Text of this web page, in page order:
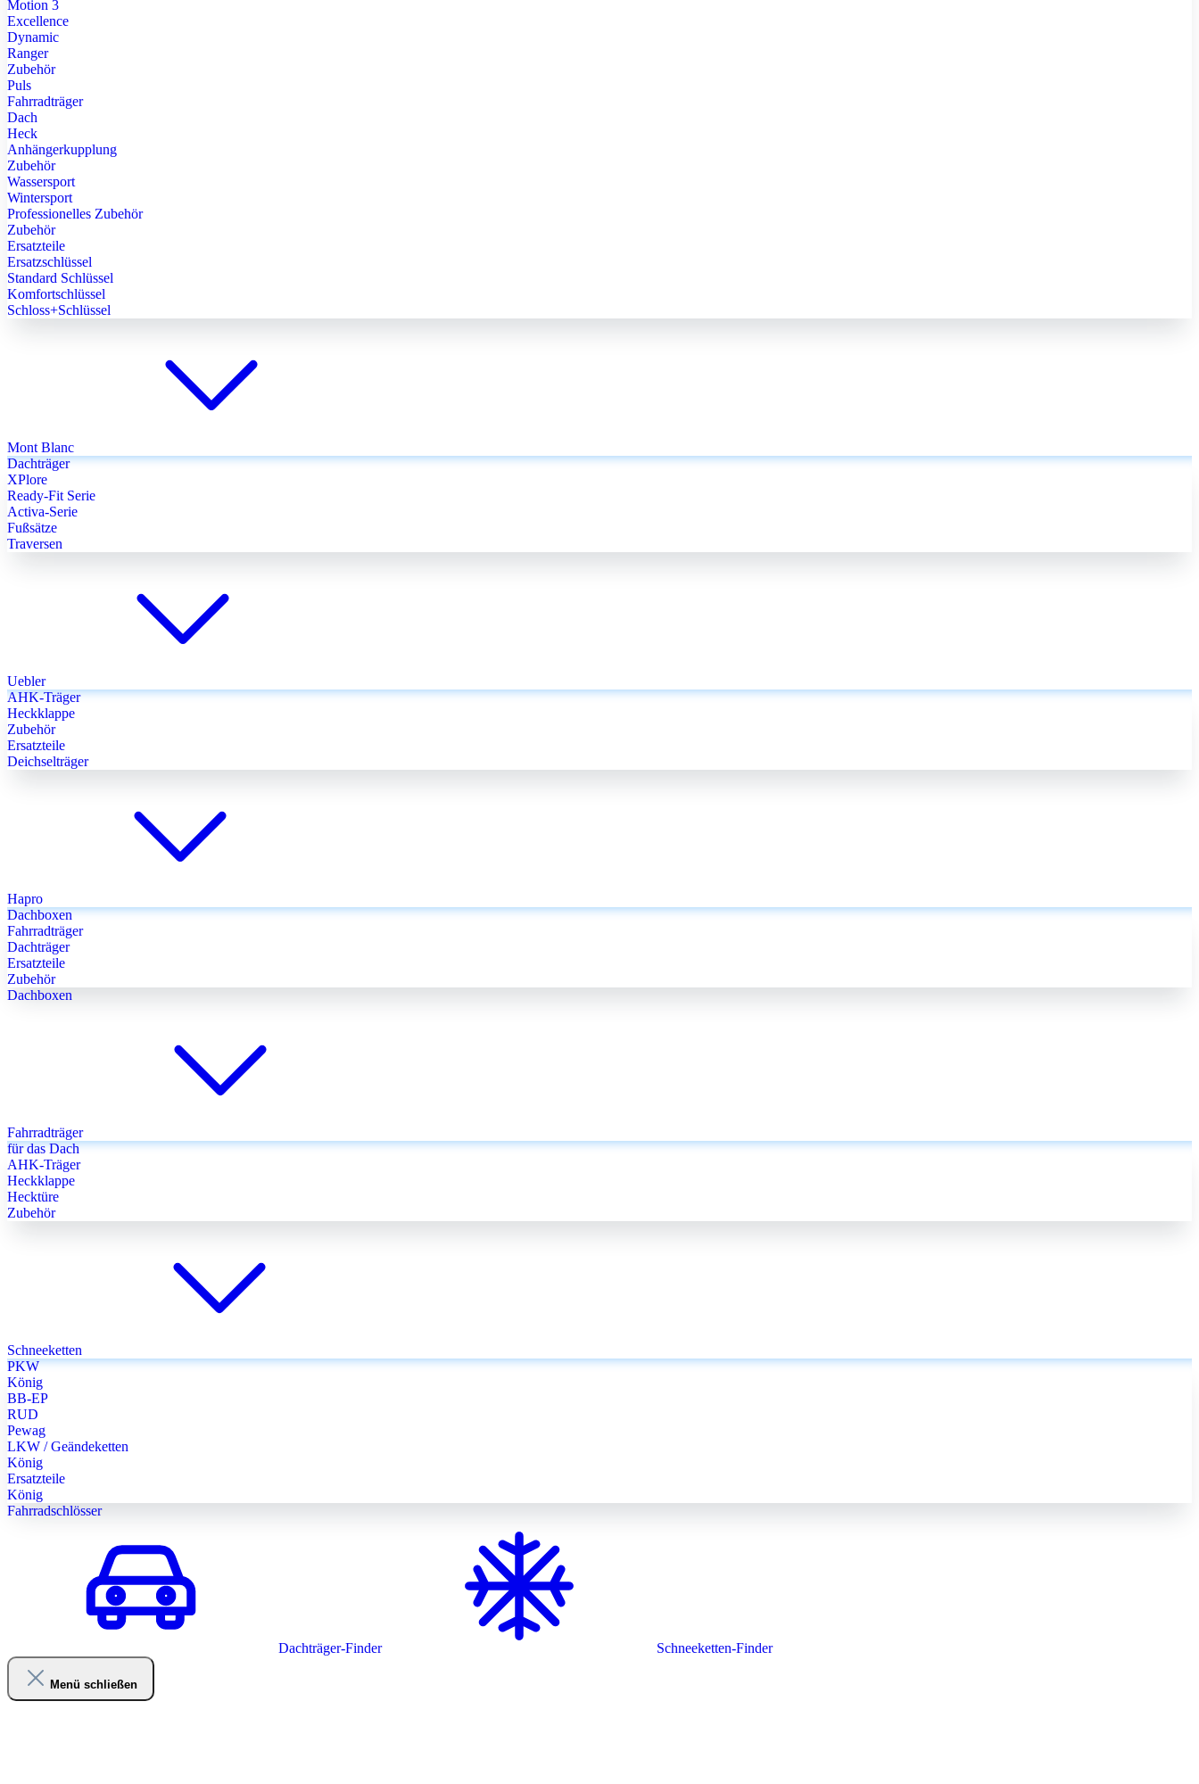
Motion 3
Excellence
Dynamic
Ranger
Zubehör
Puls
Fahrradträger
Dach
Heck
Anhängerkupplung
Zubehör
Wassersport
Wintersport
Professionelles Zubehör
Zubehör
Ersatzteile
Ersatzschlüssel
Standard Schlüssel
Komfortschlüssel
Schloss+Schlüssel
Mont Blanc
Dachträger
XPlore
Ready-Fit Serie
Activa-Serie
Fußsätze
Traversen
Uebler
AHK-Träger
Heckklappe
Zubehör
Ersatzteile
Deichselträger
Hapro
Dachboxen
Fahrradträger
Dachträger
Ersatzteile
Zubehör
Dachboxen
Fahrradträger
für das Dach
AHK-Träger
Heckklappe
Hecktüre
Zubehör
Schneeketten
PKW
König
BB-EP
RUD
Pewag
LKW / Geändeketten
König
Ersatzteile
König
Fahrradschlösser
Dachträger-Finder Schneeketten-Finder
Menü schließen